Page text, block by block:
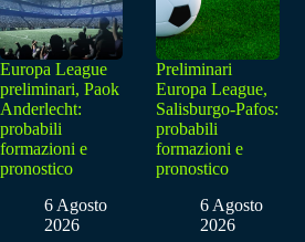
Europa League
preliminari, Paok
Anderlecht:
probabili
formazioni e
pronostico
6 Agosto
2026
Preliminari
Europa League,
Salisburgo-Pafos:
probabili
formazioni e
pronostico
6 Agosto
2026